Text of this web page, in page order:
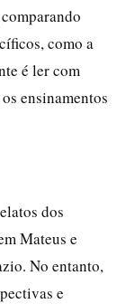
como a
é ler com
ensinamentos
dos
Mateus e
No entanto,
e